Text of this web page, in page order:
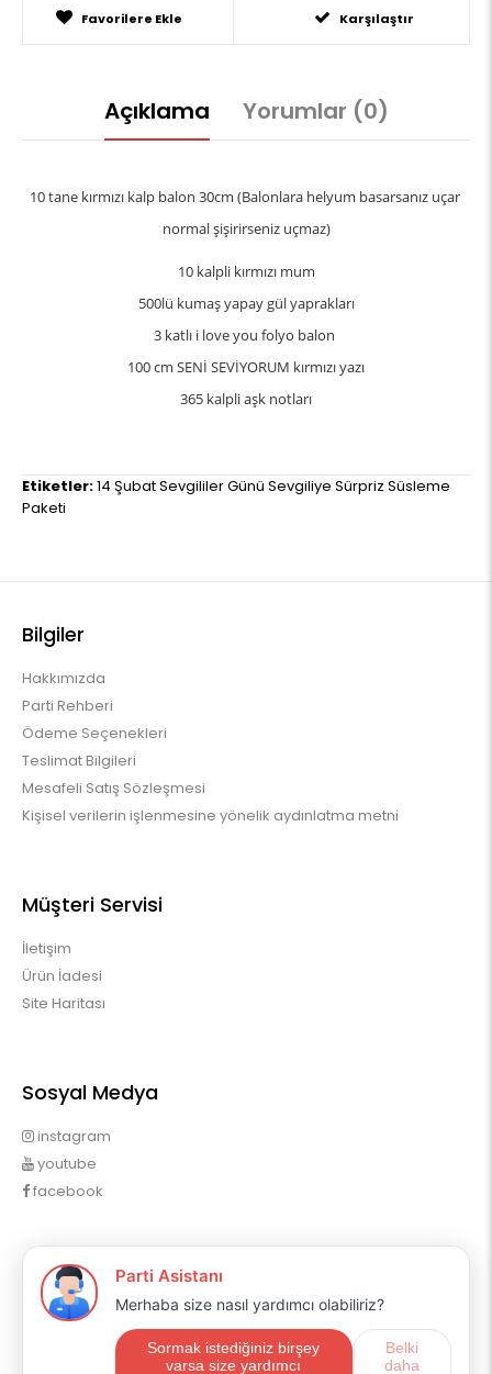
Favorilere Ekle Karşılaştır
Açıklama Yorumlar (0)
10 tane kırmızı kalp balon 30cm (Balonlara helyum basarsanız uçar
normal şişirirseniz uçmaz)
10 kalpli kırmızı mum
500lü kumaş yapay gül yaprakları
3 katlı i love you folyo balon
100 cm SENİ SEVİYORUM kırmızı yazı
365 kalpli aşk notları
Etiketler:14 Şubat Sevgililer Günü Sevgiliye Sürpriz Süsleme
Paketi
Bilgiler
Hakkımızda
Parti Rehberi
Ödeme Seçenekleri
Teslimat Bilgileri
Mesafeli Satış Sözleşmesi
Kişisel verilerin işlenmesine yönelik aydınlatma metni
Müşteri Servisi
İletişim
Ürün İadesi
Site Haritası
Sosyal Medya
instagram
youtube
facebook
Profilim
Profilim
Sipariş Geçmişim